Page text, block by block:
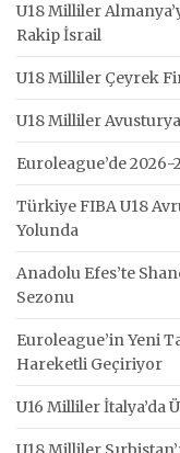
U18 Milliler
Rakip İsrail
U18 Milliler Çeyrek
U18 Milliler
Euroleague’de
Türkiye FIBA U18
Yolunda
Anadolu Efes’te
Sezonu
Euroleague’in Yeni
Hareketli Geçiriyor
U16 Milliler İtalya’da